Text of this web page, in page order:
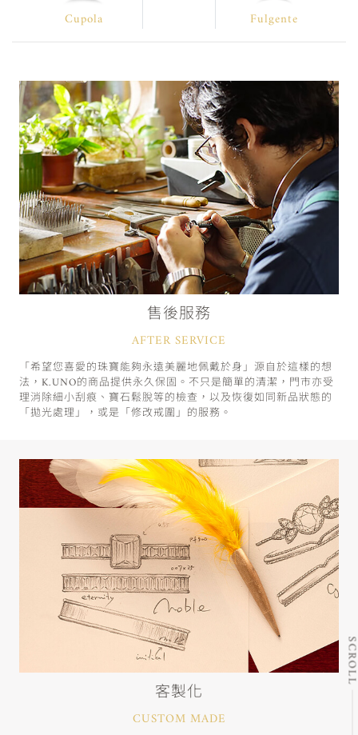
Cupola Fulgente
售後服務
AFTER SERVICE
「希望您喜愛的珠寶能夠永遠美麗地佩戴於身」源自於這樣的想
法，K.UNO的商品提供永久保固。不只是簡單的清潔，門市亦受
理消除細小刮痕、寶石鬆脫等的檢查，以及恢復如同新品狀態的
「拋光處理」，或是「修改戒圍」的服務。
客製化
CUSTOM MADE